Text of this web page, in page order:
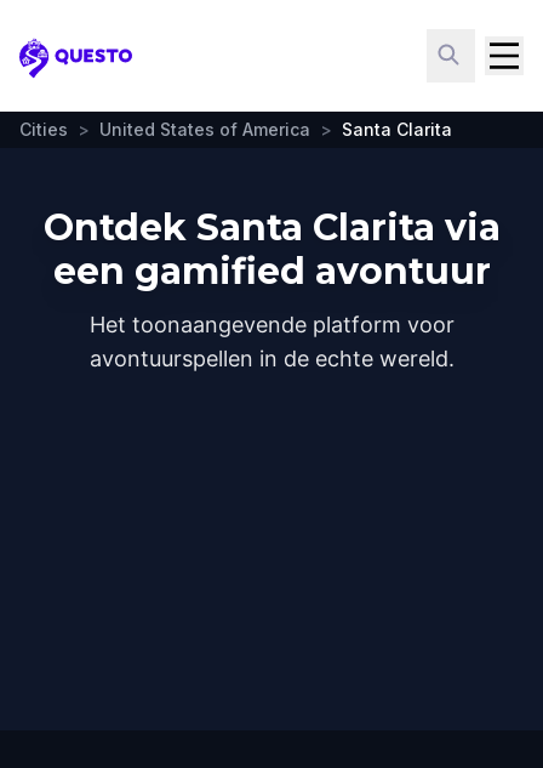
Questo
Cities > United States of America > Santa Clarita
Ontdek Santa Clarita via
een gamified avontuur
Het toonaangevende platform voor
avontuurspellen in de echte wereld.